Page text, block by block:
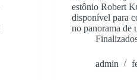
estônio Robert
disponível para
no panorama de
admin